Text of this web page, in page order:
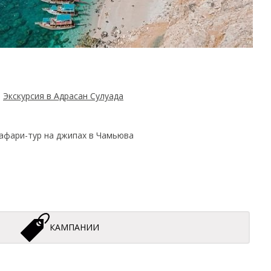
Экскурсия в Адрасан Сулуада
тур на джипах в Чамьюва
КАМПАНИИ